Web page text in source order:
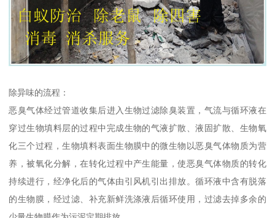
除异味的流程：
恶臭气体经过管道收集后进入生物过滤除臭装置，气流与循环液在
穿过生物填料层的过程中完成生物的气液扩散、液固扩散、生物氧
化三个过程，生物填料表面生物膜中的微生物以恶臭气体物质为营
养，被氧化分解，在转化过程中产生能量，使恶臭气体物质的转化
持续进行，经净化后的气体由引风机引出排放。循环液中含有脱落
的生物膜，经过滤、补充新鲜洗涤液后循环使用，过滤去掉多余的